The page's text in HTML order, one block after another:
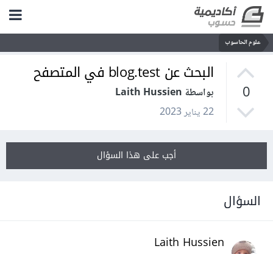
علوم الحاسوب
0
البحث عن blog.test في المتصفح
بواسطة Laith Hussien
22 يناير 2023
أجب على هذا السؤال
السؤال
Laith Hussien